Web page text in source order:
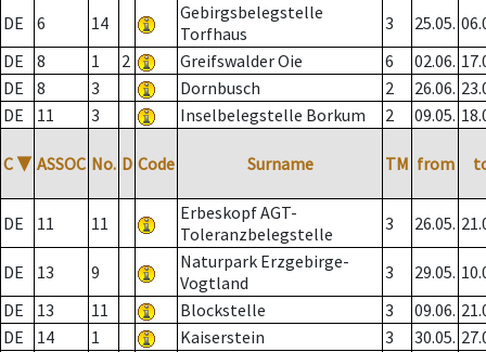
DE
6 14
Gebirgsbelegstelle
Torfhaus
3 25.05.
DE
8 1 2 Greifswalder Oie 6 02.06.
DE
8 3 Dornbusch 2 26.06.
DE
11 3 Inselbelegstelle Borkum 2 09.05.
C ▼ ASSOC No. D Code Surname TM from
DE 11 11
Erbeskopf AGT-
Toleranzbelegstelle
3 26.05.
DE 13 9
Naturpark Erzgebirge-
Vogtland
3 29.05.
DE
13 11 Blockstelle 3 09.06.
DE
14 1 Kaiserstein 3 30.05.